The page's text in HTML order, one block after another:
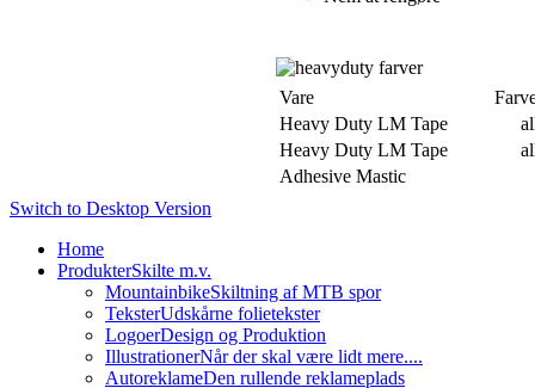
Vare
Heavy Duty LM Tape
Heavy Duty LM Tape
Adhesive Mastic
Switch to Desktop Version
Home
ProdukterSkilte m.v.
MountainbikeSkiltning af MTB spor
TeksterUdskårne folietekster
LogoerDesign og Produktion
IllustrationerNår der skal være lidt mere....
AutoreklameDen rullende reklameplads